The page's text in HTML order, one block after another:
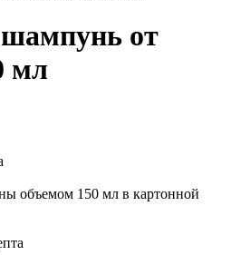
от
мл
объемом 150 мл в картонной